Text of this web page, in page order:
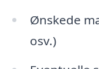
Ønskede
osv.)